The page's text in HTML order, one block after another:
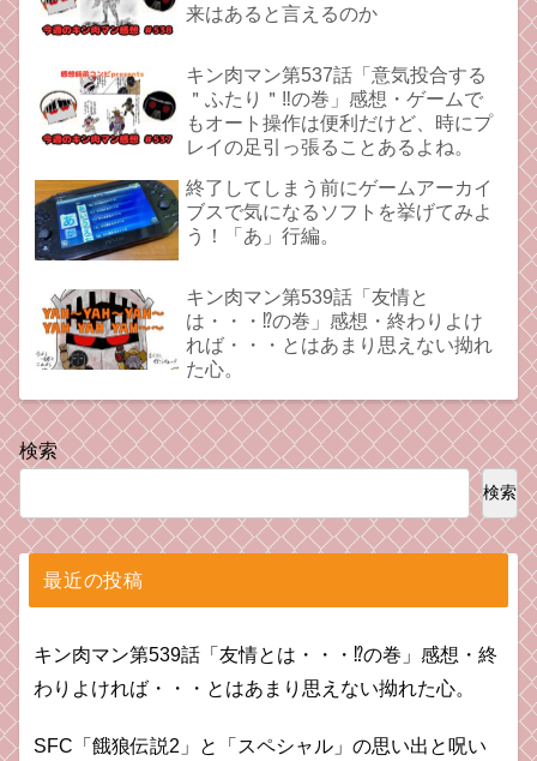
来はあると言えるのか
キン肉マン第537話「意気投合する
＂ふたり＂‼︎の巻」感想・ゲームで
もオート操作は便利だけど、時にプ
レイの足引っ張ることあるよね。
終了してしまう前にゲームアーカイ
ブスで気になるソフトを挙げてみよ
う！「あ」行編。
キン肉マン第539話「友情と
は・・・⁉︎の巻」感想・終わりよけ
れば・・・とはあまり思えない拗れ
た心。
検索
検索
最近の投稿
キン肉マン第539話「友情とは・・・⁉︎の巻」感想・終
わりよければ・・・とはあまり思えない拗れた心。
SFC「餓狼伝説2」と「スペシャル」の思い出と呪い